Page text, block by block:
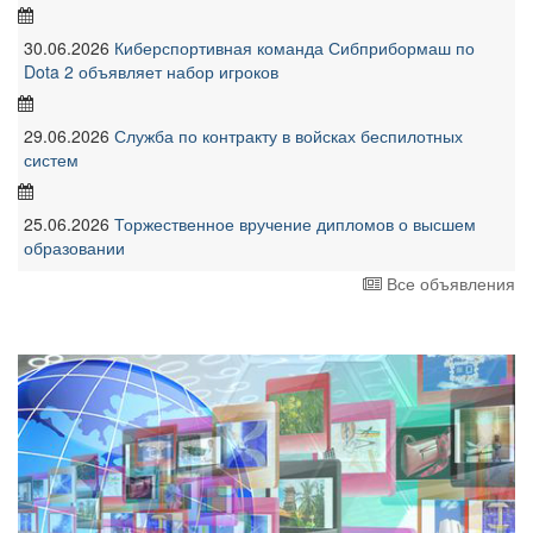
30.06.2026 Киберспортивная команда Сибприбормаш по
Dota 2 объявляет набор игроков
29.06.2026 Служба по контракту в войсках беспилотных
систем
25.06.2026 Торжественное вручение дипломов о высшем
образовании
Все объявления